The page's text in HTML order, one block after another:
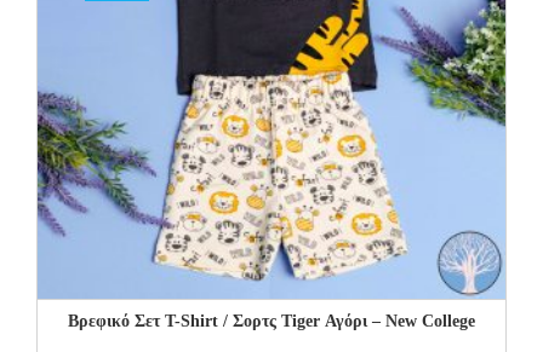
Βρεφικό Σετ Τ-Shirt / Σορτς Tiger Αγόρι – New College